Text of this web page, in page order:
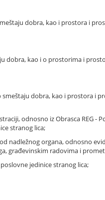
dobra, kao i prostora i
dobra, kao i o prostorima i
smeštaju dobra, kao i prostora i
odnosno iz Obrasca REG -
stranog lica;
nadležnog organa, odnosno
građevinskim radovima i
jedinice stranog lica;